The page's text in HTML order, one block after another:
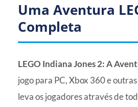
Uma Aventura
Completa
LEGO Indiana Jones 2: A
jogo para PC, Xbox 360 e
leva os jogadores através de